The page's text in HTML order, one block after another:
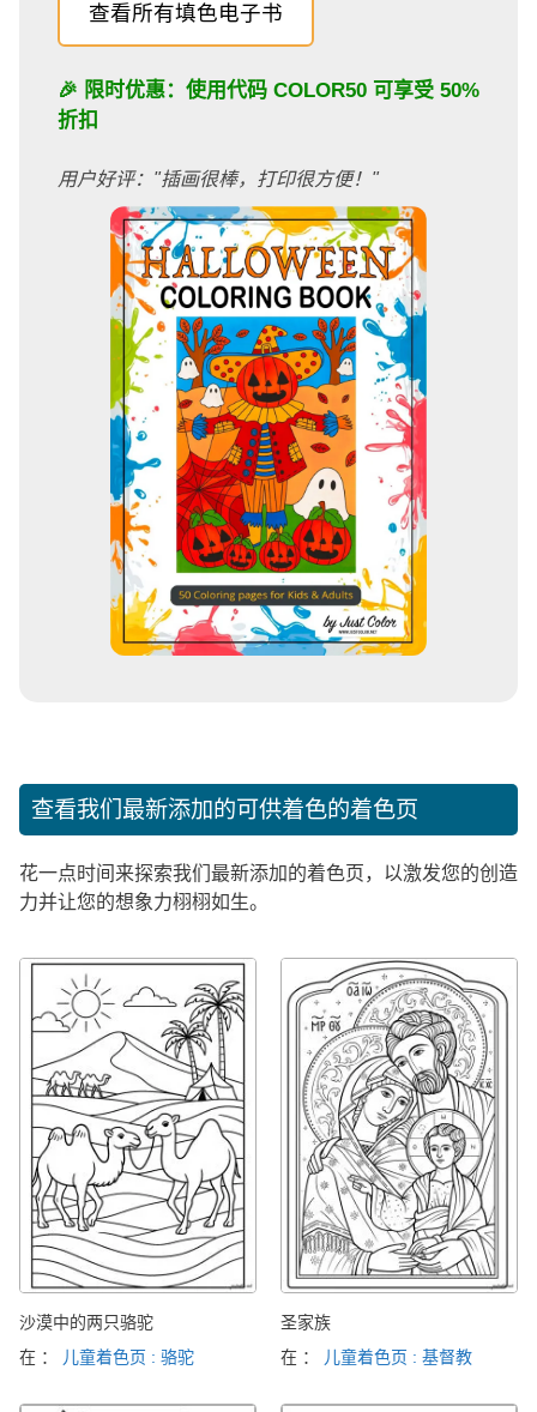
查看所有填色电子书
🎉 限时优惠：使用代码 COLOR50 可享受 50%
折扣
用户好评："插画很棒，打印很方便！"
查看我们最新添加的可供着色的着色页
花一点时间来探索我们最新添加的着色页，以激发您的创造
力并让您的想象力栩栩如生。
沙漠中的两只骆驼
在 ：
儿童着色页 : 骆驼
圣家族
在 ：
儿童着色页 : 基督教